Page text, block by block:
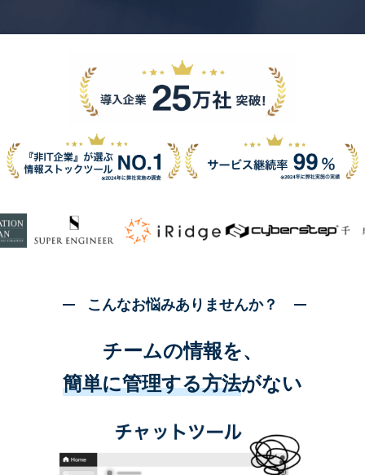
こんなお悩みありませんか？
チームの情報を、
簡単に管理する方法がない